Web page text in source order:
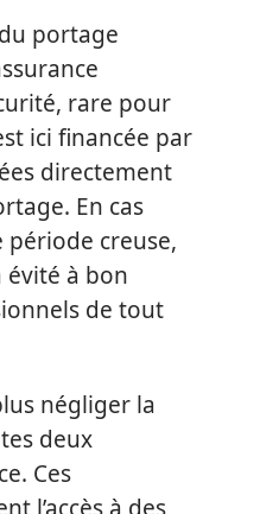
portage
rare pour
ici financée par
directement
En cas
période creuse,
évité à bon
de tout
négliger la
deux
Ces